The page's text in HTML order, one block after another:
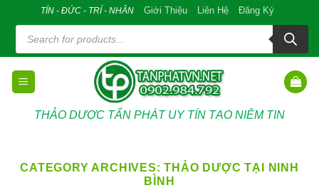
content
TÍN - ĐỨC - TRÍ - NHÂN Giới Thiệu Liên Hệ Đăng Ký
Tìm
kiếm
sản
phẩm
THẢO DƯỢC TẤN PHÁT UY TÍN TẠO NIÊM TIN
CATEGORY ARCHIVES:THẢO DƯỢC TẠI NINH
BÌNH